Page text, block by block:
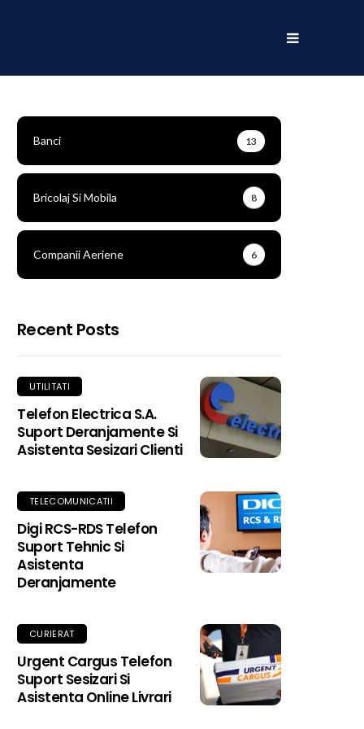
Banci 13
Bricolaj Si Mobila 8
Companii Aeriene 6
Recent Posts
UTILITATI
Telefon Electrica S.A.
Suport Deranjamente Si
Asistenta Sesizari Clienti
TELECOMUNICATII
Digi RCS-RDS Telefon
Suport Tehnic Si
Asistenta
Deranjamente
CURIERAT
Urgent Cargus Telefon
Suport Sesizari Si
Asistenta Online Livrari